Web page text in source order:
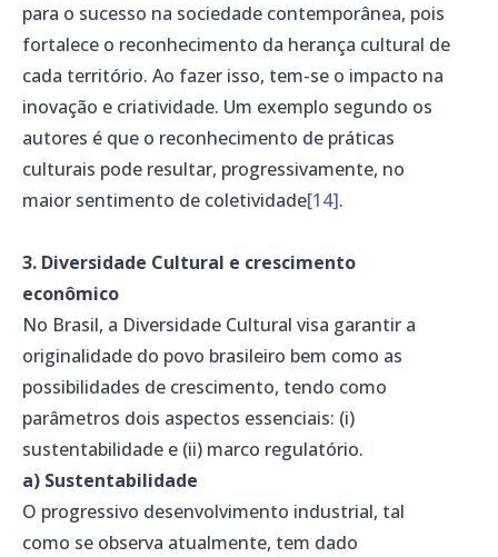
para o sucesso na sociedade contemporânea, pois
fortalece o reconhecimento da herança cultural de
cada território. Ao fazer isso, tem-se o impacto na
inovação e criatividade. Um exemplo segundo os
autores é que o reconhecimento de práticas
culturais pode resultar, progressivamente, no
maior sentimento de coletividade[14].
3. Diversidade Cultural e crescimento
econômico
No Brasil, a Diversidade Cultural visa garantir a
originalidade do povo brasileiro bem como as
possibilidades de crescimento, tendo como
parâmetros dois aspectos essenciais: (i)
sustentabilidade e (ii) marco regulatório.
a) Sustentabilidade
O progressivo desenvolvimento industrial, tal
como se observa atualmente, tem dado